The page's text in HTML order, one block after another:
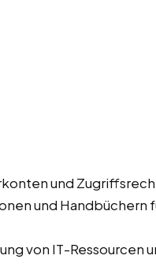
und
und Handbüchern
von IT-Ressourcen